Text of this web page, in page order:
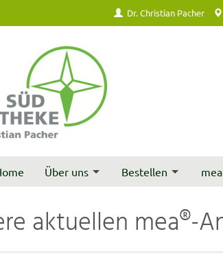
Dr. Christian Pacher
Über uns Bestellen
aktuellen mea®-